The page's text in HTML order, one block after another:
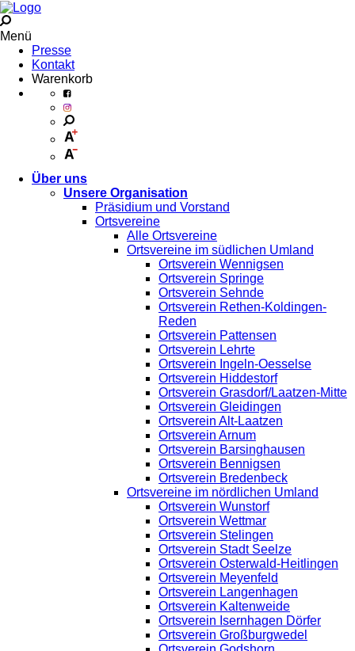
Menü
Presse
Kontakt
Warenkorb
Über uns
Unsere Organisation
Präsidium und Vorstand
Ortsvereine
Alle Ortsvereine
Ortsvereine im südlichen Umland
Ortsverein Wennigsen
Ortsverein Springe
Ortsverein Sehnde
Ortsverein Rethen-Koldingen-
Reden
Ortsverein Pattensen
Ortsverein Lehrte
Ortsverein Ingeln-Oesselse
Ortsverein Hiddestorf
Ortsverein Grasdorf/Laatzen-Mitte
Ortsverein Gleidingen
Ortsverein Alt-Laatzen
Ortsverein Arnum
Ortsverein Barsinghausen
Ortsverein Bennigsen
Ortsverein Bredenbeck
Ortsvereine im nördlichen Umland
Ortsverein Wunstorf
Ortsverein Wettmar
Ortsverein Stelingen
Ortsverein Stadt Seelze
Ortsverein Osterwald-Heitlingen
Ortsverein Meyenfeld
Ortsverein Langenhagen
Ortsverein Kaltenweide
Ortsverein Isernhagen Dörfer
Ortsverein Großburgwedel